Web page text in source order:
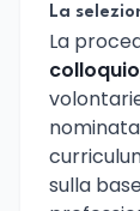
La
La
colloquio
sulla